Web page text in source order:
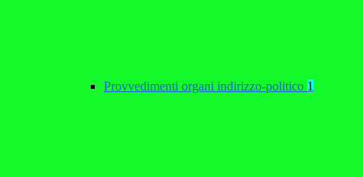
Provvedimenti organi indirizzo-politico 1